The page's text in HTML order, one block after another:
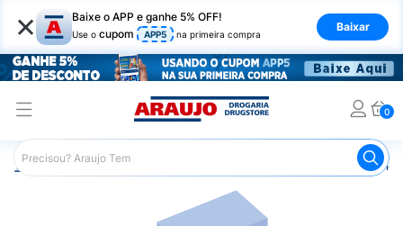
× Baixe o APP e ganhe 5% OFF!
Use o cupom APP5 na primeira compra
Baixar
0
Araujo Medicamentos